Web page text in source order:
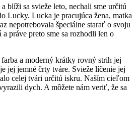
blíži sa svieže leto, nechali sme určitú
Lucky. Lucka je pracujúca žena, matka
nepotrebovala špeciálne starať o svoju
a práve preto sme sa rozhodli len o
a moderný krátky rovný strih jej
jej jemné črty tváre. Svieže líčenie jej
celej tvári určitú iskru. Naším cieľom
dych. A môžete nám veriť, že sa